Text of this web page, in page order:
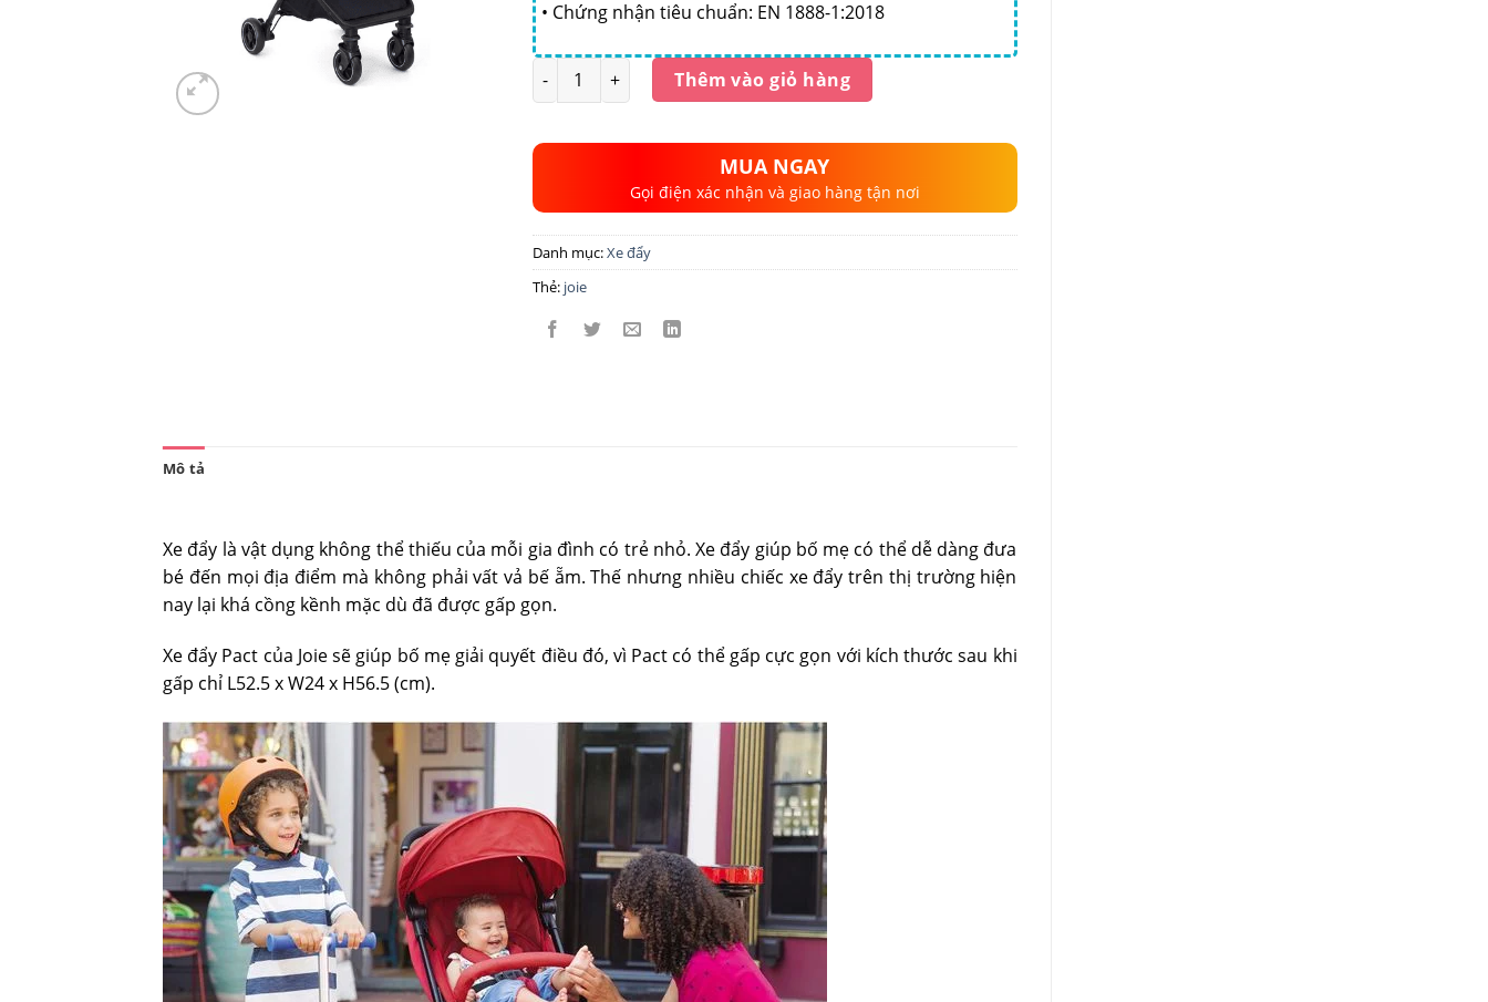
• Chứng nhận tiêu chuẩn: EN 1888-1:2018
Số lượng Thêm vào giỏ hàng
MUA NGAY
Gọi điện xác nhận và giao hàng tận nơi
Danh mục:Xe đẩy
Thẻ: joie
Mô tả
Xe đẩy là vật dụng không thể thiếu của mỗi gia đình có trẻ nhỏ. Xe đẩy giúp bố mẹ có thể dễ dàng đưa
bé đến mọi địa điểm mà không phải vất vả bế ẵm. Thế nhưng nhiều chiếc xe đẩy trên thị trường hiện
nay lại khá cồng kềnh mặc dù đã được gấp gọn.
Xe đẩy Pact của Joie sẽ giúp bố mẹ giải quyết điều đó, vì Pact có thể gấp cực gọn với kích thước sau khi
gấp chỉ L52.5 x W24 x H56.5 (cm).